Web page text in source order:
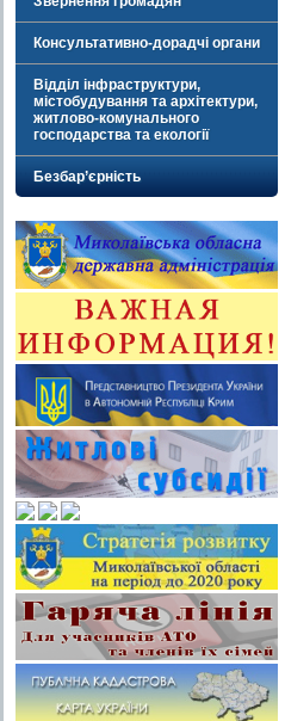
Консультативно-дорадчі органи
Відділ інфраструктури,
містобудування та архітектури,
житлово-комунального
господарства та екології
Безбар’єрність